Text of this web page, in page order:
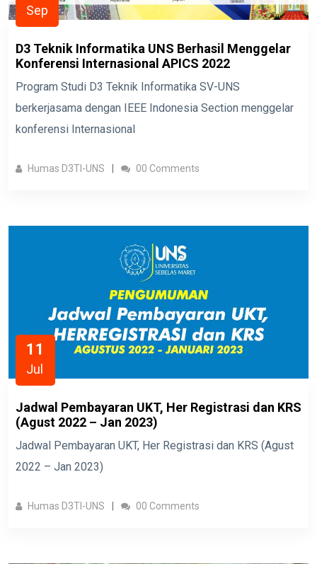
Sep
D3 Teknik Informatika UNS Berhasil Menggelar
Konferensi Internasional APICS 2022
Program Studi D3 Teknik Informatika SV-UNS
berkerjasama dengan IEEE Indonesia Section menggelar
konferensi Internasional
Humas D3TI-UNS 00 Comments
11
Jul
Jadwal Pembayaran UKT, Her Registrasi dan KRS
(Agust 2022 – Jan 2023)
Jadwal Pembayaran UKT, Her Registrasi dan KRS (Agust
2022 – Jan 2023)
Humas D3TI-UNS 00 Comments